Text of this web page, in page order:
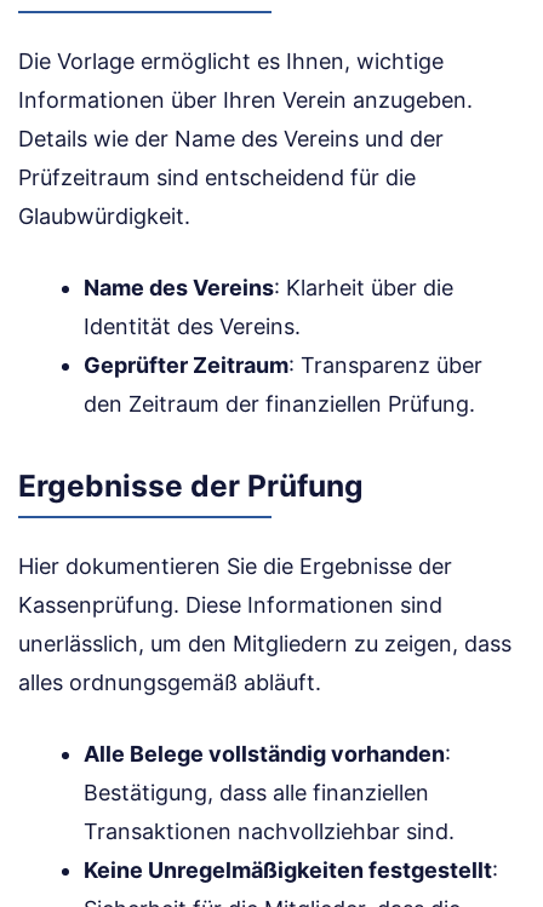
Die Vorlage ermöglicht es Ihnen, wichtige
Informationen über Ihren Verein anzugeben.
Details wie der Name des Vereins und der
Prüfzeitraum sind entscheidend für die
Glaubwürdigkeit.
Name des Vereins: Klarheit über die
Identität des Vereins.
Geprüfter Zeitraum: Transparenz über
den Zeitraum der finanziellen Prüfung.
Ergebnisse der Prüfung
Hier dokumentieren Sie die Ergebnisse der
Kassenprüfung. Diese Informationen sind
unerlässlich, um den Mitgliedern zu zeigen, dass
alles ordnungsgemäß abläuft.
Alle Belege vollständig vorhanden:
Bestätigung, dass alle finanziellen
Transaktionen nachvollziehbar sind.
Keine Unregelmäßigkeiten festgestellt: